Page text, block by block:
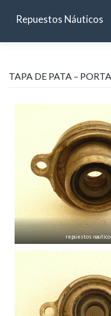
contentRepuestos Náuticos
TAPA DE PATA –
repuestos